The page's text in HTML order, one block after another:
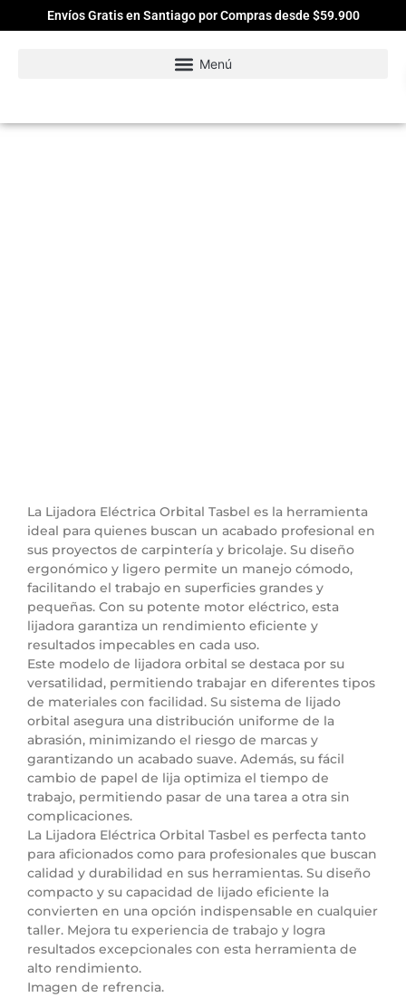
Envíos Gratis en Santiago por Compras desde $59.900
La Lijadora Eléctrica Orbital Tasbel es la herramienta
ideal para quienes buscan un acabado profesional en
sus proyectos de carpintería y bricolaje. Su diseño
ergonómico y ligero permite un manejo cómodo,
facilitando el trabajo en superficies grandes y
pequeñas. Con su potente motor eléctrico, esta
lijadora garantiza un rendimiento eficiente y
resultados impecables en cada uso.
Este modelo de lijadora orbital se destaca por su
versatilidad, permitiendo trabajar en diferentes tipos
de materiales con facilidad. Su sistema de lijado
orbital asegura una distribución uniforme de la
abrasión, minimizando el riesgo de marcas y
garantizando un acabado suave. Además, su fácil
cambio de papel de lija optimiza el tiempo de
trabajo, permitiendo pasar de una tarea a otra sin
complicaciones.
La Lijadora Eléctrica Orbital Tasbel es perfecta tanto
para aficionados como para profesionales que buscan
calidad y durabilidad en sus herramientas. Su diseño
compacto y su capacidad de lijado eficiente la
convierten en una opción indispensable en cualquier
taller. Mejora tu experiencia de trabajo y logra
resultados excepcionales con esta herramienta de
alto rendimiento.
Imagen de refrencia.